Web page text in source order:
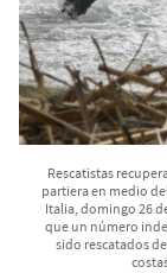
Rescatistas
partiera en medio
Italia, domingo 26
que un número
sido rescatados